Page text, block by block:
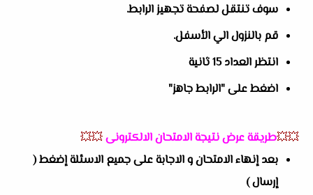
سوف تنتقل لصفحة تجهيز الرابط.
قم بالنزول الي الأسفل.
انتظر العداد 15 ثانية
اضغط على "الرابط جاهز"
💥💥طريقة عرض نتيجة الامتحان الالكترونى💥💥
بعد إنهاء الامتحان و الاجابة على جميع الاسئلة إضغط (
إرسال )